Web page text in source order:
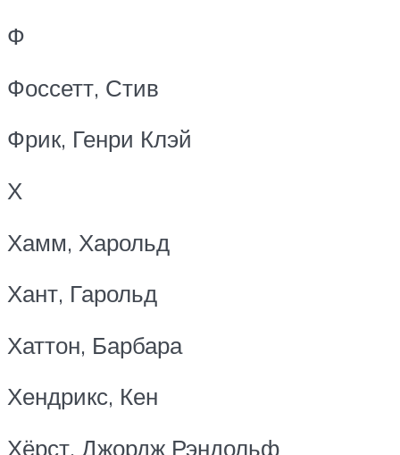
Ф
Фоссетт, Стив
Фрик, Генри Клэй
Х
Хамм, Харольд
Хант, Гарольд
Хаттон, Барбара
Хендрикс, Кен
Хёрст, Джордж Рэндольф